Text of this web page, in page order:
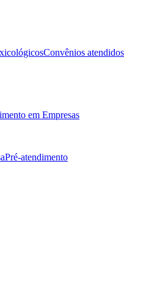
Convênios atendidos
em Empresas
Pré-atendimento